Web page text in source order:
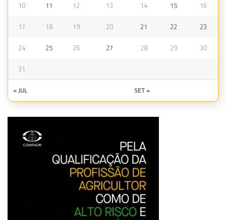
10 11 12 13 14 15 16
17 18 19 20 21 22 23
24 25 26 27 28 29 30
31
« JUL SET »